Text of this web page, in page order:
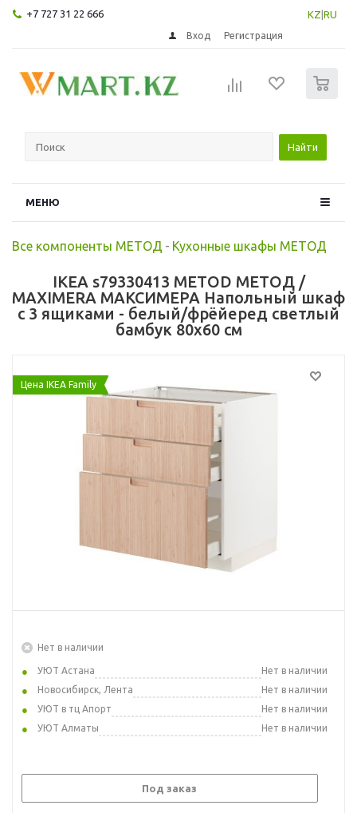
+7 727 31 22 666 KZ RU
Вход Регистрация
Найти
МЕНЮ
Все компоненты МЕТОД - Кухонные шкафы МЕТОД
IKEA s79330413 METOD МЕТОД /
MAXIMERA МАКСИМЕРА Напольный шкаф
с 3 ящиками - белый/фрёйеред светлый
бамбук 80x60 см
Цена IKEA Family
Нет в наличии
УЮТ Астана
Нет в наличии
Новосибирск, Лента
Нет в наличии
УЮТ в тц Апорт
Нет в наличии
УЮТ Алматы
Нет в наличии
Под заказ